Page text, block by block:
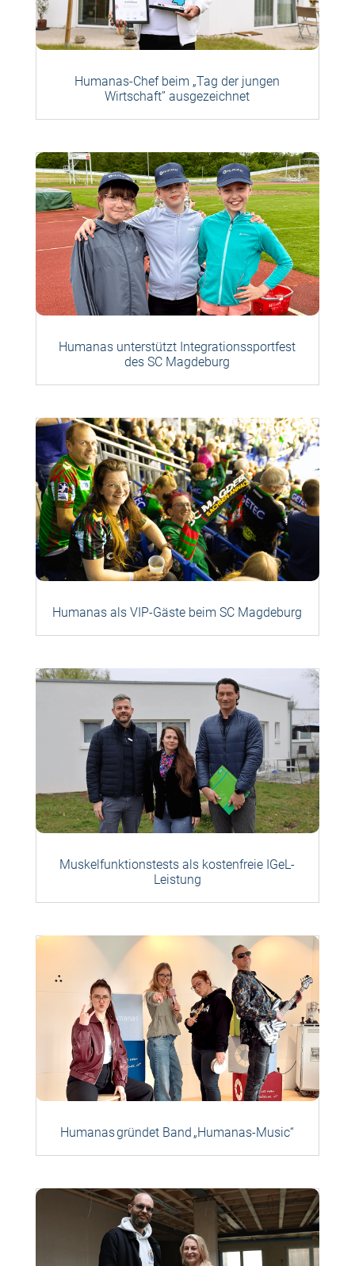
Humanas-Chef beim „Tag der jungen
Wirtschaft” ausgezeichnet
Humanas unterstützt Integrationssportfest
des SC Magdeburg
Humanas als VIP-Gäste beim SC Magdeburg
Muskelfunktionstests als kostenfreie IGeL-
Leistung
Humanas gründet Band „Humanas-Music“